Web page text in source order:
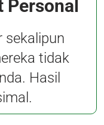
sekalipun
tidak
Hasil